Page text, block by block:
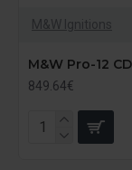
M&W Ignitions
M&W Pro-12
849.64€